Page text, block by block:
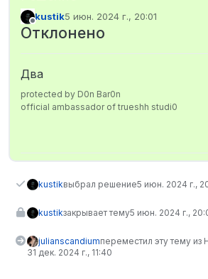
Не в сети
kustik5 июн. 2024 г., 20:01
отредактировано
Отклонено
Два
protected by D0n Bar0n
official ambassador of trueshh studi0
kustikвыбрал решение5 июн. 2024 г.,
kustikзакрывает тему5 июн. 2024 г.,
julianscandiumпереместил эту тему из
31 дек. 2024 г., 11:40